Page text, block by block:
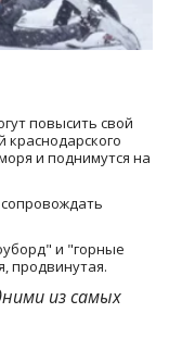
повысить свой
краснодарского
и поднимутся на
и "горные
продвинутая.
из самых